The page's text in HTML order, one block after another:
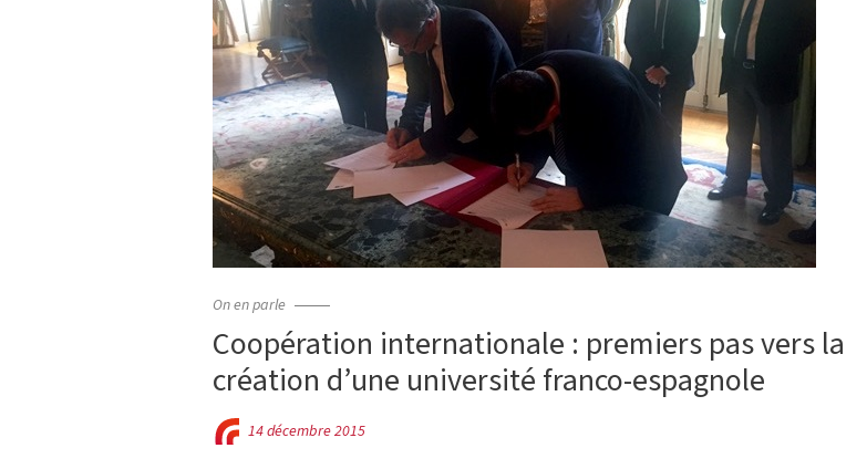
On en parle
Coopération internationale : premiers pas vers la
création d’une université franco-espagnole
14 décembre 2015